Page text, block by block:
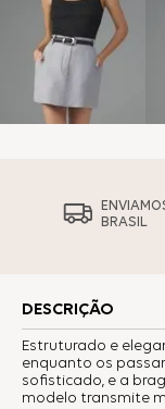
BRASIL
DESCRIÇÃO
Estruturado e
enquanto os
sofisticado, e a
modelo transmite